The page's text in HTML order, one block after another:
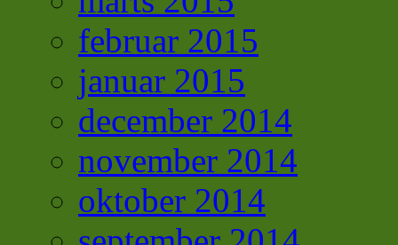
februar 2015
januar 2015
december 2014
november 2014
oktober 2014